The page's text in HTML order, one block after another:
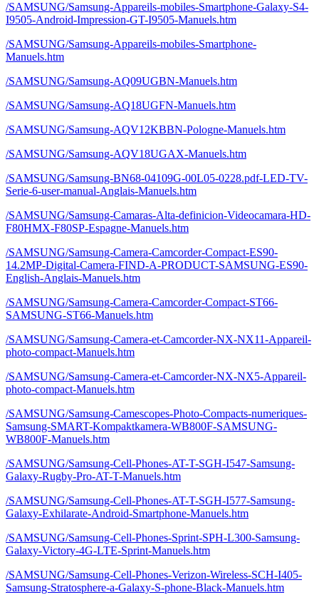
/SAMSUNG/Samsung-Appareils-mobiles-Smartphone-Galaxy-S4-
I9505-Android-Impression-GT-I9505-Manuels.htm
/SAMSUNG/Samsung-Appareils-mobiles-Smartphone-
Manuels.htm
/SAMSUNG/Samsung-AQ09UGBN-Manuels.htm
/SAMSUNG/Samsung-AQ18UGFN-Manuels.htm
/SAMSUNG/Samsung-AQV12KBBN-Pologne-Manuels.htm
/SAMSUNG/Samsung-AQV18UGAX-Manuels.htm
/SAMSUNG/Samsung-BN68-04109G-00L05-0228.pdf-LED-TV-
Serie-6-user-manual-Anglais-Manuels.htm
/SAMSUNG/Samsung-Camaras-Alta-definicion-Videocamara-HD-
F80HMX-F80SP-Espagne-Manuels.htm
/SAMSUNG/Samsung-Camera-Camcorder-Compact-ES90-
14.2MP-Digital-Camera-FIND-A-PRODUCT-SAMSUNG-ES90-
English-Anglais-Manuels.htm
/SAMSUNG/Samsung-Camera-Camcorder-Compact-ST66-
SAMSUNG-ST66-Manuels.htm
/SAMSUNG/Samsung-Camera-et-Camcorder-NX-NX11-Appareil-
photo-compact-Manuels.htm
/SAMSUNG/Samsung-Camera-et-Camcorder-NX-NX5-Appareil-
photo-compact-Manuels.htm
/SAMSUNG/Samsung-Camescopes-Photo-Compacts-numeriques-
Samsung-SMART-Kompaktkamera-WB800F-SAMSUNG-
WB800F-Manuels.htm
/SAMSUNG/Samsung-Cell-Phones-AT-T-SGH-I547-Samsung-
Galaxy-Rugby-Pro-AT-T-Manuels.htm
/SAMSUNG/Samsung-Cell-Phones-AT-T-SGH-I577-Samsung-
Galaxy-Exhilarate-Android-Smartphone-Manuels.htm
/SAMSUNG/Samsung-Cell-Phones-Sprint-SPH-L300-Samsung-
Galaxy-Victory-4G-LTE-Sprint-Manuels.htm
/SAMSUNG/Samsung-Cell-Phones-Verizon-Wireless-SCH-I405-
Samsung-Stratosphere-a-Galaxy-S-phone-Black-Manuels.htm